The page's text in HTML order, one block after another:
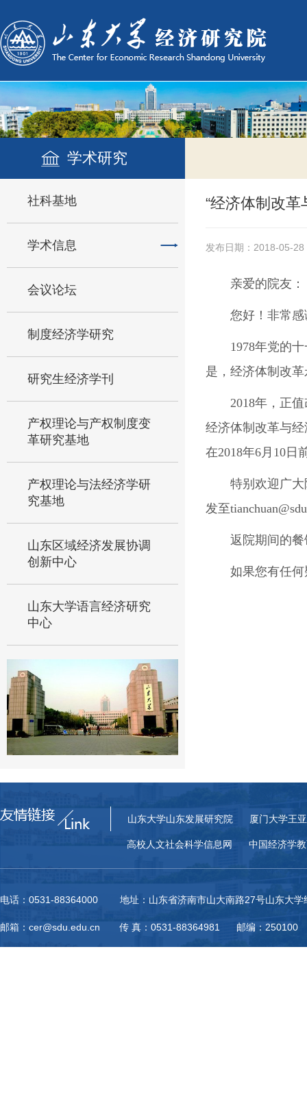
学术研究
社科基地
学术信息
会议论坛
制度经济学研究
研究生经济学刊
产权理论与产权制度变
革研究基地
产权理论与法经济学研
究基地
山东区域经济发展协调
创新中心
山东大学语言经济研究
中心
“经济体制改
发布日期：2018-05-28
亲爱的院友：
您好！非常
1978年党的
是，经济体制改
2018年，正
经济体制改革与
在2018年6 月 10日
特别欢迎广
发至
返院期间的
如果您有任
山东大学山东发展研究院 厦门大学王
高校人文社会科学信息网 中国经济学
电话：0531-88364000 地址：山东省济南市山大南路27号山东大学
邮箱：cer@sdu.edu.cn 传 真：0531-88364981 邮编：250100